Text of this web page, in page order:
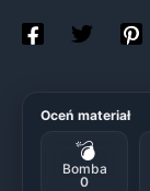
Oceń materiał
💣
Bomba
0